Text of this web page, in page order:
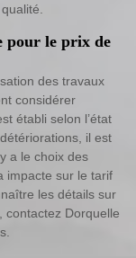
pour le prix de
des travaux
considérer
établi selon l’état
il est
a le choix des
impacte sur le tarif
les détails sur
contactez Dorquelle